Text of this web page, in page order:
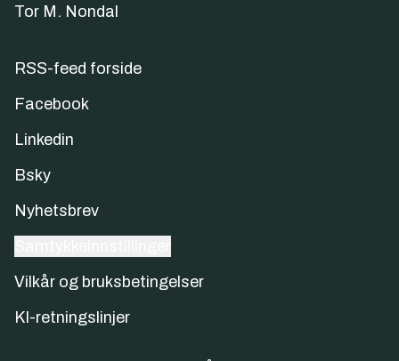
Tor M. Nondal
RSS-feed forside
Facebook
Linkedin
Bsky
Nyhetsbrev
Vilkår og bruksbetingelser
KI-retningslinjer